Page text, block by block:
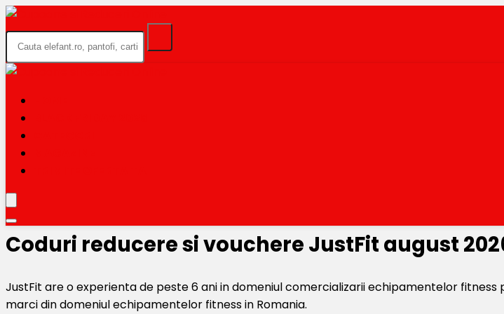
Coduri reducere si vouchere JustFit august
JustFit are o experienta de peste 6 ani in domeniul comercializarii echipamentelor
marci din domeniul echipamentelor fitness in Romania.